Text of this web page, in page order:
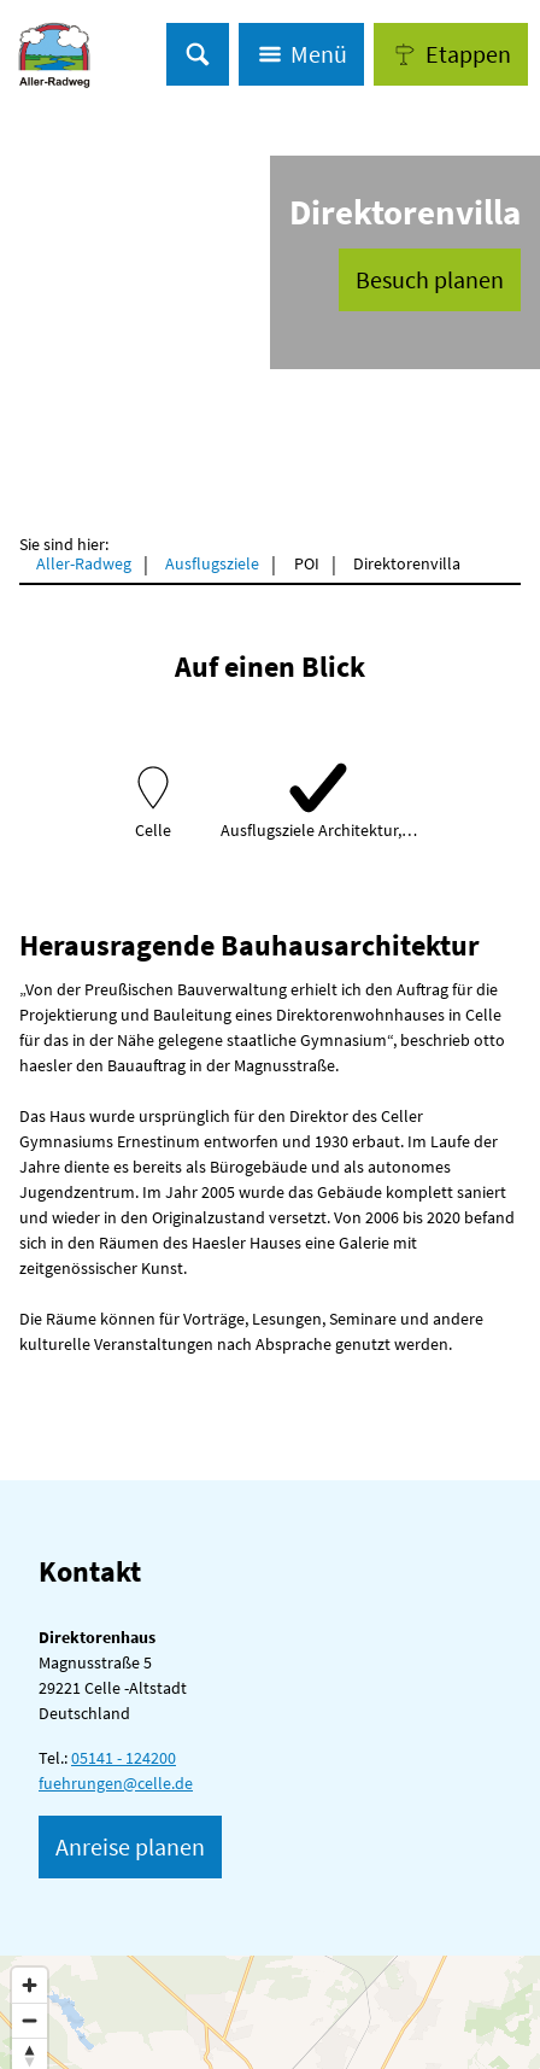
Menü Etappen
Direktorenvilla
Besuch planen
Sie sind hier:
Aller-Radweg
Ausflugsziele POI Direktorenvilla
Auf einen Blick
Celle Ausflugsziele Architektur,…
Herausragende Bauhausarchitektur
„Von der Preußischen Bauverwaltung erhielt ich den Auftrag für die
Projektierung und Bauleitung eines Direktorenwohnhauses in Celle
für das in der Nähe gelegene staatliche Gymnasium“, beschrieb otto
haesler den Bauauftrag in der Magnusstraße.
Das Haus wurde ursprünglich für den Direktor des Celler
Gymnasiums Ernestinum entworfen und 1930 erbaut. Im Laufe der
Jahre diente es bereits als Bürogebäude und als autonomes
Jugendzentrum. Im Jahr 2005 wurde das Gebäude komplett saniert
und wieder in den Originalzustand versetzt. Von 2006 bis 2020 befand
sich in den Räumen des Haesler Hauses eine Galerie mit
zeitgenössischer Kunst.
Die Räume können für Vorträge, Lesungen, Seminare und andere
kulturelle Veranstaltungen nach Absprache genutzt werden.
Kontakt
Direktorenhaus
Magnusstraße 5
29221 Celle -Altstadt
Deutschland
Tel.:05141 - 124200
fuehrungen@celle.de
Anreise planen